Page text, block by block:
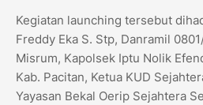
Kegiatan launching tersebut
Freddy Eka S. Stp, Danramil
Misrum, Kapolsek Iptu Nolik
Kab. Pacitan, Ketua KUD
Yayasan Bekal Oerip Sejahtera